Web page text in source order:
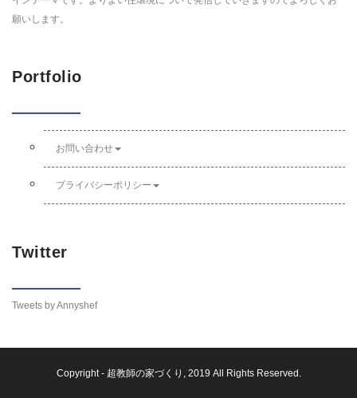
願いします。
Portfolio
お問い合わせ
プライバシーポリシー
Twitter
Tweets by Annyshef
Copyright - 超教師の家づくり , 2019 All Rights Reserved.